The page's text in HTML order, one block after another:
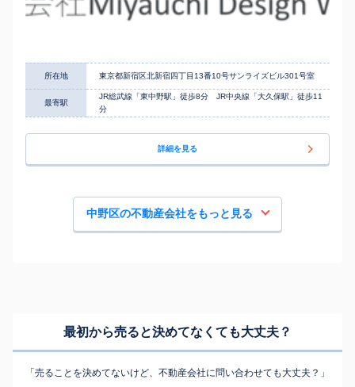
所在地 東京都新宿区北新宿四丁目13番10号サンライズビル301号室
最寄駅
JR総武線「東中野駅」徒歩8分 JR中央線「大久保駅」徒歩11
分
詳細を見る
中野区の不動産会社をもっと見る
最初から売ると決めてなくても大丈夫？
「売ることを決めてないけど、不動産会社に問い合わせても大丈夫？」